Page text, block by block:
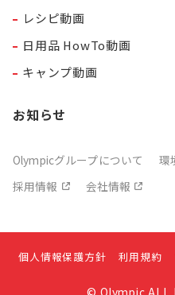
レシピ動画
日用品 HowTo動画
キャンプ動画
お知らせ
Olympicグループについて
環
採用情報
会社情報
個人情報保護方針 利用規約
© Olympic ALL